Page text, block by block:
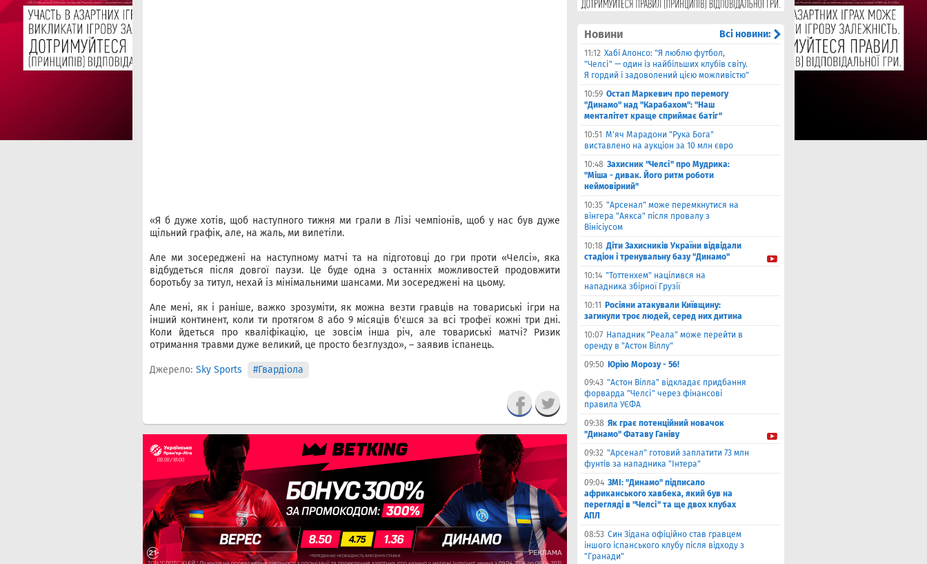
«Я б дуже хотів, щоб наступного тижня ми грали в Лізі чемпіонів, щоб у нас був дуже
щільний графік, але, на жаль, ми вилетіли.
Але ми зосереджені на наступному матчі та на підготовці до гри проти «Челсі», яка
відбудеться після довгої паузи. Це буде одна з останніх можливостей продовжити
боротьбу за титул, нехай із мінімальними шансами. Ми зосереджені на цьому.
Але мені, як і раніше, важко зрозуміти, як можна везти гравців на товариські ігри на
інший континент, коли ти протягом 8 або 9 місяців б'єшся за всі трофеї кожні три дні.
Коли йдеться про кваліфікацію, це зовсім інша річ, але товариські матчі? Ризик
отримання травми дуже великий, це просто безглуздо», – заявив іспанець.
Джерело: Sky Sports #Гвардіола
Новини Всі новини:
11:12 Хабі Алонсо: "Я люблю футбол,
"Челсі" — один із найбільших клубів світу.
Я гордий і задоволений цією можливістю"
10:59 Остап Маркевич про перемогу
"Динамо" над "Карабахом": "Наш
менталітет краще сприймає батіг"
10:51 М'яч Марадони "Рука Бога"
виставлено на аукціон за 10 млн євро
10:48 Захисник "Челсі" про Мудрика:
"Міша - дивак. Його ритм роботи
неймовірний"
10:35 "Арсенал" може перемкнутися на
вінгера "Аякса" після провалу з
Вінісіусом
10:18 Діти Захисників України відвідали
стадіон і тренувальну базу "Динамо"
10:14 "Тоттенхем" націлився на
нападника збірної Грузії
10:11
Росіяни атакували Київщину:
загинули троє людей, серед них дитина
10:07 Нападник "Реала" може перейти в
оренду в "Астон Віллу"
09:50 Юрію Морозу - 56!
09:43 "Астон Вілла" відкладає придбання
форварда "Челсі" через фінансові
правила УЄФА
09:38 Як грає потенційний новачок
"Динамо" Фатаву Ганіву
09:32 "Арсенал" готовий заплатити 73 млн
фунтів за нападника "Інтера"
09:04 ЗМІ: "Динамо" підписало
африканського хавбека, який був на
перегляді в "Челсі" та ще двох клубах
АПЛ
08:53 Син Зідана офіційно став гравцем
іншого іспанського клубу після відходу з
"Гранади"